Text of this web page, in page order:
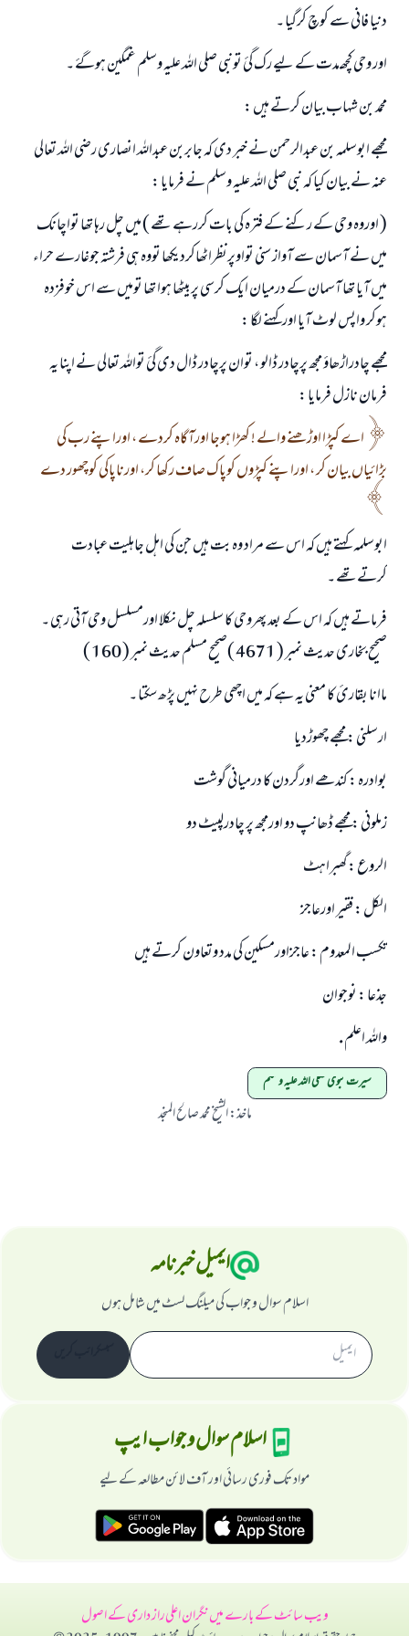
دنیا فانی سے کوچ کرگيا ۔
اور وحی کچھـ مدت کے لیے رک گئ تونبی صلی اللہ علیہ وسلم غمگین ہوگۓ ۔
محمد بن شہاب بیان کرتے ہیں :
مجھے ابوسلمہ بن عبدالرحمن نے خبر دی کہ جابربن عبداللہ انصاری رضي اللہ تعالی
عنہ نے بیان کیا کہ نبی صلی اللہ علیہ وسلم نے فرمایا :
( اوروہ وحی کے رکنے کے فترہ کی بات کررہے تھے ) میں چل رہا تھا تواچانک
میں نے آ‎سمان سے آواز سنی تواوپرنظراٹھاکردیکھا تووہ ہی فرشتہ جوغارے حراء
میں آیا تھا آسمان کے درمیان ایک کرسی پربیٹھا ہوا تھا تومیں سے اس خوفزدہ
ہوکر واپس لوٹ آیا اورکہنے لگا :
مجھے چادراڑھاؤ‎ مجھ پرچادر ڈالو ، توان پرچادر ڈال دی گئ تواللہ تعالی نے اپنا یہ
فرمان نازل فرمایا :
اے کپڑا اوڑھنے والے ! کھڑا ہوجا اورآگاہ کردے ، اوراپنے رب کی
بڑائياں بیان کر ، اوراپنے کپڑوں کوپاک صاف رکھا کر، اورناپاکی کوچھور دے
ابوسلمہ کہتے ہيں کہ اس سے مراد وہ بت ہیں جن کی اہل جاہلیت عبادت
کرتےتھے ۔
فرماتے ہیں کہ اس کے بعد پھروحی کا سلسلہ چل نکلا اورمسلسل وحی آتی رہی ۔
صحیح بخاری حدیث نمبر ( 4671 )صحیح مسلم حدیث نمبر ( 160 )
ماانا بقارئ کا معنی یہ ہے کہ میں اچھی طرح نہیں پڑھ سکتا ۔
ارسلنی : مجھے چھوڑدیا
بوادرہ : کندھے اورگردن کا درمیانی گوشت
زملونی : مجھے ڈھانپ دو اورمجھ پر چادرلپیٹ دو
الروع : گھبراہٹ
الکل : فقیر اورعاجز
تکسب المعدوم : عاجزاورمسکین کی مدد وتعاون کرتے ہیں
جذعا : نوجوان
واللہ اعلم .
سیرت نبوی صلی اللہ علیہ و سلم
ماخذ:الشیخ محمد صالح المنجد
ایمیل خبرنامہ
اسلام سوال و جواب کی میلنگ لسٹ میں شامل ہوں
اسلام سوال و جواب ایپ
مواد تک فوری رسائی اور آف لائن مطالعہ کے لیے
ویب سائٹ کے بارے میںنگران اعلیراز داری کے اصول